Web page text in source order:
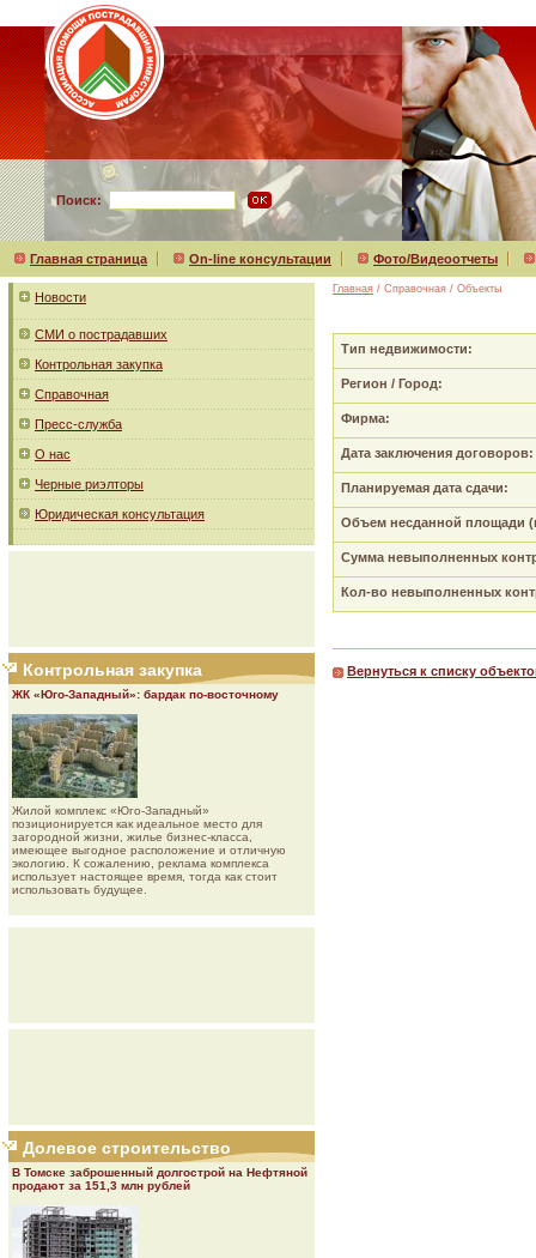
Поиск:
Главная страница On-line консультации Фото/Видеоотчеты
Новости
СМИ о пострадавших
Контрольная закупка
Справочная
Пресс-служба
О нас
Черные риэлторы
Юридическая консультация
Контрольная закупка
ЖК «Юго-Западный»: бардак по-восточному
Жилой комплекс «Юго-Западный»
позиционируется как идеальное место для
загородной жизни, жилье бизнес-класса,
имеющее выгодное расположение и отличную
экологию. К сожалению, реклама комплекса
использует настоящее время, тогда как стоит
использовать будущее.
Долевое строительство
В Томске заброшенный долгострой на Нефтяной
продают за 151,3 млн рублей
Главная / Справочная / Объекты
Тип недвижимости:
Регион / Город:
Фирма:
Дата заключения договоров:
Планируемая дата сдачи:
Объем несданной площади
Сумма невыполненных
Кол-во невыполненных
Вернуться к списку